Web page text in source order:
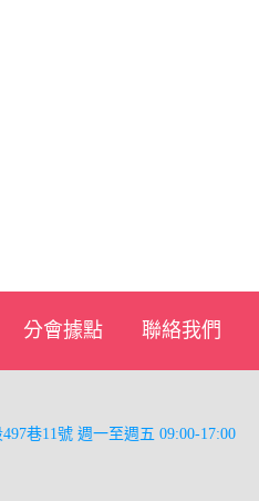
分會據點 聯絡我們
巷11號 週一至週五 09:00-17:00